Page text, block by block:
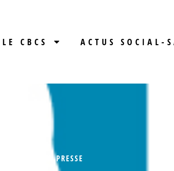
LE CBCS ACTUS SOCIAL-
DANS LA PRESSE